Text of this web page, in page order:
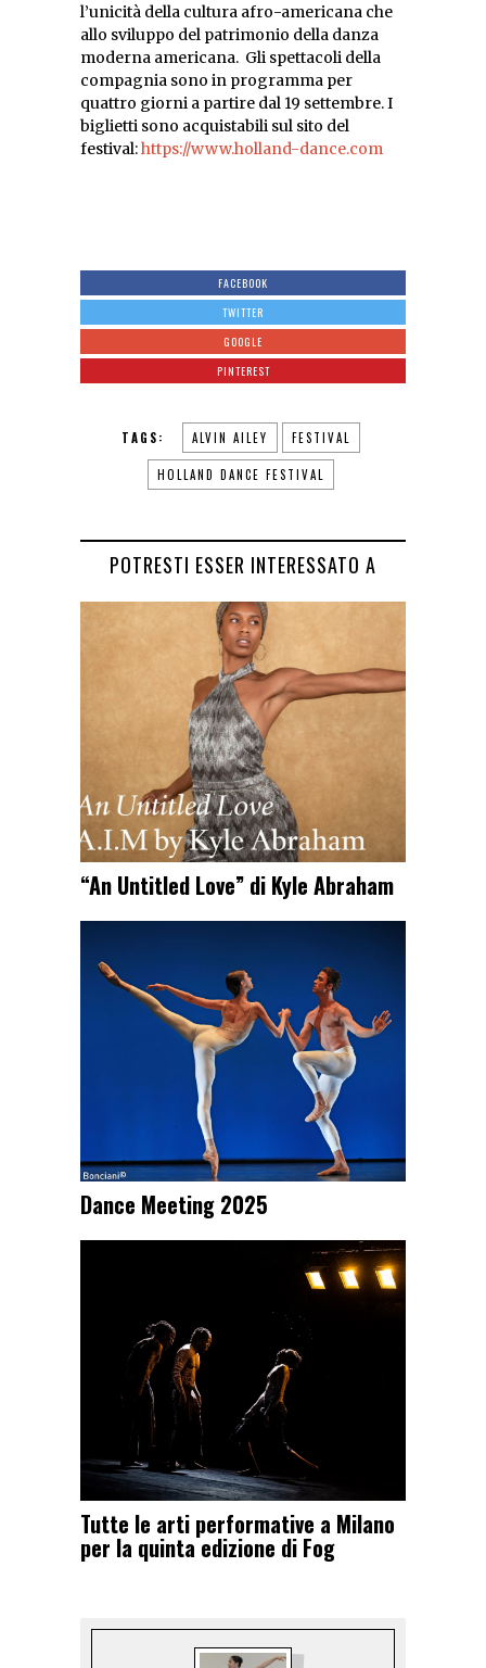
l’unicità della cultura afro-americana che
allo sviluppo del patrimonio della danza
moderna americana. Gli spettacoli della
compagnia sono in programma per
quattro giorni a partire dal 19 settembre. I
biglietti sono acquistabili sul sito del
festival:https://www.holland-dance.com
FACEBOOK
TWITTER
GOOGLE
PINTEREST
TAGS: ALVIN AILEY FESTIVAL
HOLLAND DANCE FESTIVAL
POTRESTI ESSER INTERESSATO A
“An Untitled Love” di Kyle Abraham
Dance Meeting 2025
Tutte le arti performative a Milano
per la quinta edizione di Fog